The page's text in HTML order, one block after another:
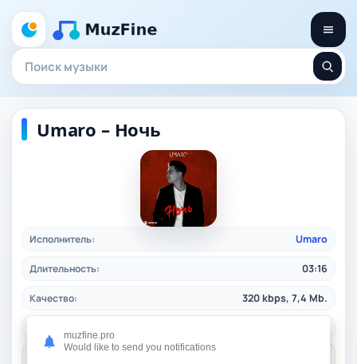
Umaro – Ночь
Исполнитель: Umaro
Длительность: 03:16
Качество: 320 kbps, 7,4 Mb.
muzfine.pro
Would like to send you notifications